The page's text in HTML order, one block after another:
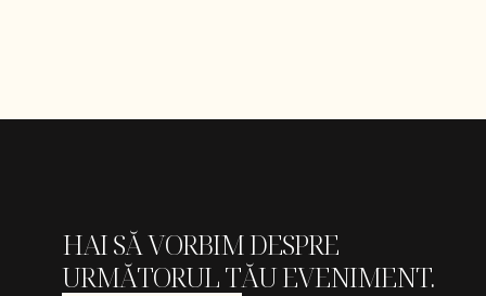
HAI SĂ VORBIM DESPRE
URMĂTORUL TĂU EVENIMENT.